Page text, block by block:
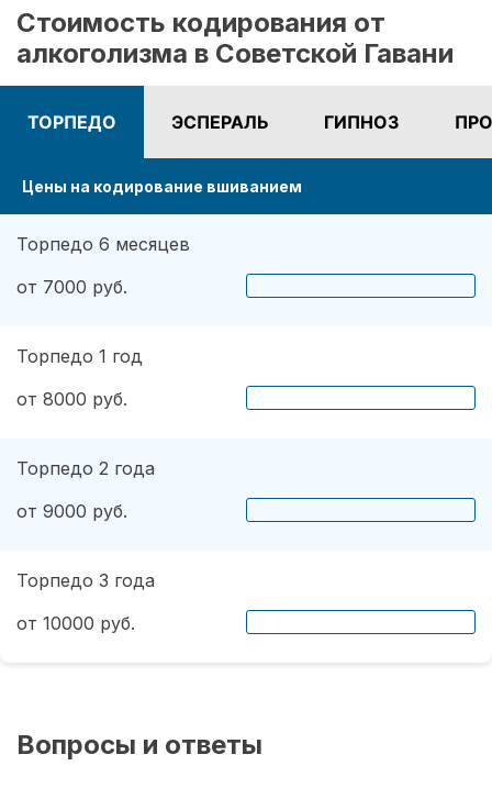
конечно не обошлось.). На учете нигде не
состою. И вот срок кодировки уже прошел,
но я пить не хочу совсем. Я отказался от
употребления алкоголя навсегда. Спасибо!
Стоимость кодирования от
алкоголизма в Советской Гавани
ТОРПЕДО ЭСПЕРАЛЬ ГИПНОЗ
Цены на кодирование вшиванием
Торпедо 6 месяцев
от 7000 руб.
Торпедо 1 год
от 8000 руб.
Торпедо 2 года
от 9000 руб.
Торпедо 3 года
от 10000 руб.
Вопросы и ответы